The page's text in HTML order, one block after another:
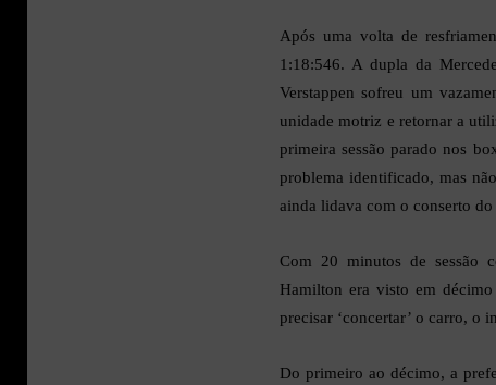
Após uma volta de
1:18:546. A dupla da
Verstappen sofreu um
unidade motriz e retornar a
primeira sessão parado nos
problema identificado, mas
ainda lidava com o conserto
Com 20 minutos de sessão
Hamilton era visto em
precisar ‘concertar’ o carro, o
Do primeiro ao décimo, a